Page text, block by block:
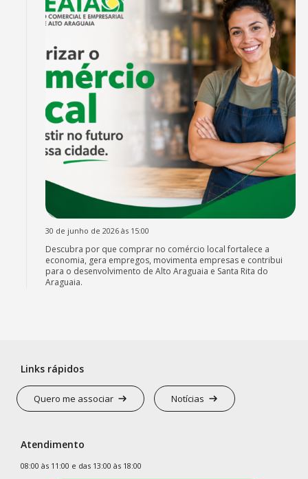
30 de junho de 2026 às 15:00
Descubra por que comprar no comércio local fortalece a
economia, gera empregos, movimenta empresas e contribui
para o desenvolvimento de Alto Araguaia e Santa Rita do
Araguaia.
Links rápidos
Quero me associar Notícias
Atendimento
08:00 às 11:00 e das 13:00 às 18:00